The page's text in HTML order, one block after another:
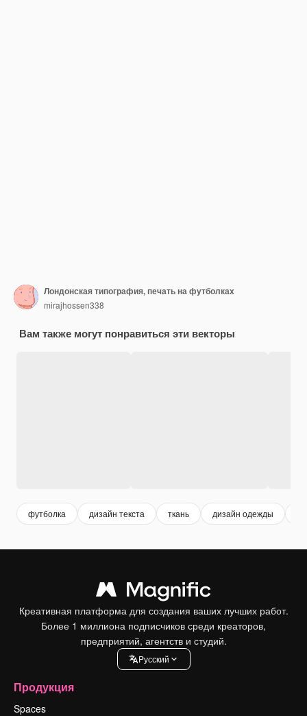
Лондонская типография, печать на футболках
mirajhossen338
Вам также могут понравиться эти векторы
футболка дизайн текста ткань дизайн одежды
Креативная платформа для создания ваших лучших работ.
Более 1 миллиона подписчиков среди креаторов,
предприятий, агентств и студий.
Pусский
Продукция
Spaces